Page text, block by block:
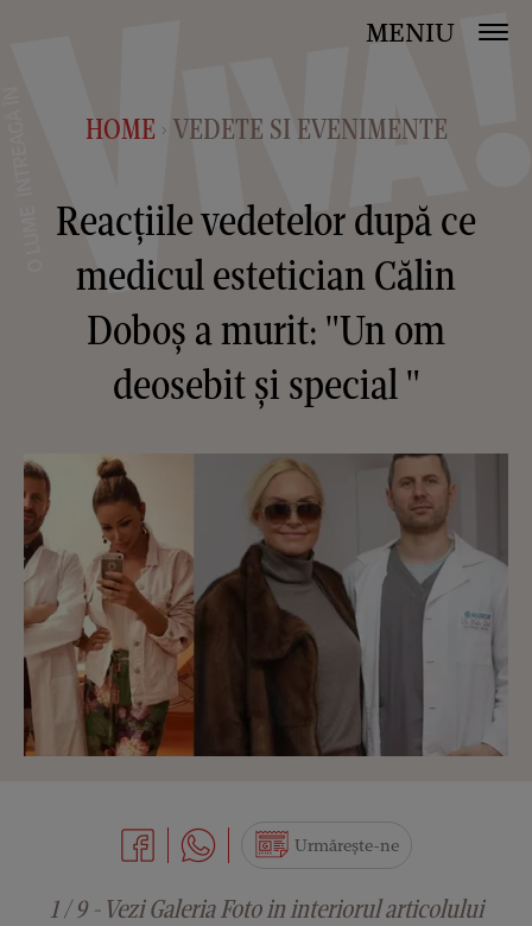
MENIU
HOME > VEDETE SI EVENIMENTE
Reacțiile vedetelor după ce
medicul estetician Călin
Doboș a murit: "Un om
deosebit și special "
Urmărește-ne
1 / 9 - Vezi Galeria Foto in interiorul articolului